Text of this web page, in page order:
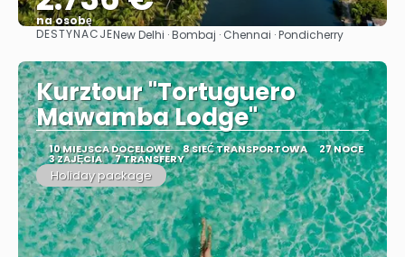
na osobę
Zobacz
DESTYNACJENew Delhi · Bombaj · Chennai · Pondicherry
Kurztour "Tortuguero
Mawamba Lodge"
10 MIEJSCA DOCELOWE 8 SIEĆ TRANSPORTOWA 27 NOCE
3 ZAJĘCIA 7 TRANSFERY
Holiday package